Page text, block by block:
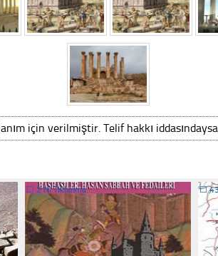
için verilmiştir. Telif hakkı
☐ 216 Tıklanma ☐